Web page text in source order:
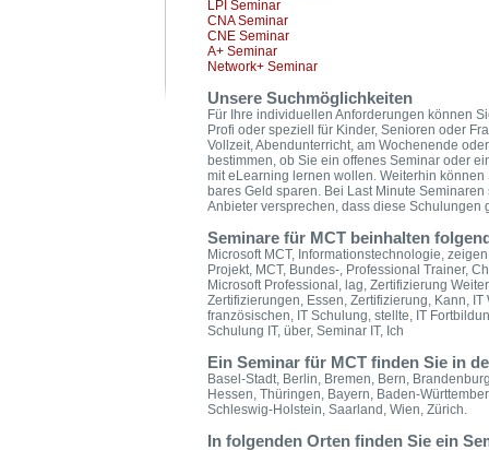
LPI Seminar
CNA Seminar
CNE Seminar
A+ Seminar
Network+ Seminar
Unsere Suchmöglichkeiten
Für Ihre individuellen Anforderungen können
Profi oder speziell für Kinder, Senioren oder
Vollzeit, Abendunterricht, am Wochenende
bestimmen, ob Sie ein offenes Seminar oder
mit eLearning lernen wollen. Weiterhin
bares Geld sparen. Bei Last Minute
Anbieter versprechen, dass diese Schulungen
Seminare für MCT beinhalten
Microsoft MCT, Informationstechnologie,
Projekt, MCT, Bundes-, Professional Trainer,
Microsoft Professional, lag, Zertifizierung
Zertifizierungen, Essen, Zertifizierung, Kann,
französischen, IT Schulung, stellte, IT
Schulung IT, über, Seminar IT, Ich
Ein Seminar für MCT finden Sie in
Basel-Stadt, Berlin, Bremen, Bern,
Hessen, Thüringen, Bayern, Baden-
Schleswig-Holstein, Saarland, Wien, Zürich.
In folgenden Orten finden Sie ein